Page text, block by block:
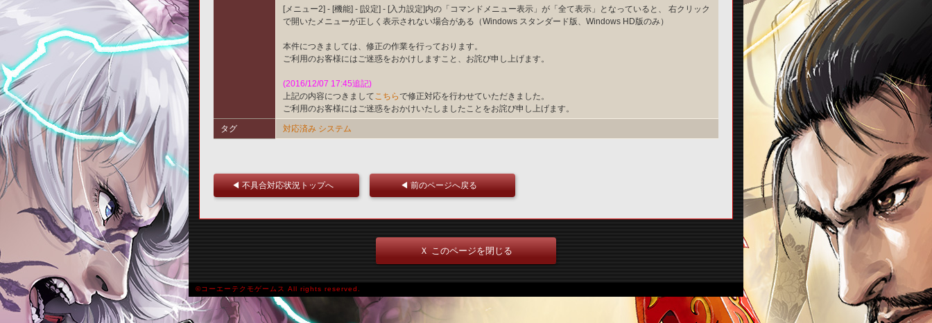
[メニュー2] - [機能] - [設定] - [入力設定]内の「コマンドメニュー表示」が「全て表示」となっていると、 右クリック
で開いたメニューが正しく表示されない場合がある（Windows スタンダード版、Windows HD版のみ）
本件につきましては、修正の作業を行っております。
ご利用のお客様にはご迷惑をおかけしますこと、お詫び申し上げます。
(2016/12/07 17:45追記)
上記の内容につきまして こちらで修正対応を行わせていただきました。
ご利用のお客様にはご迷惑をおかけいたしましたことをお詫び申し上げます。
タグ 対応済み システム
◀ 不具合対応状況トップへ ◀ 前のページへ戻る
Ｘ このページを閉じる